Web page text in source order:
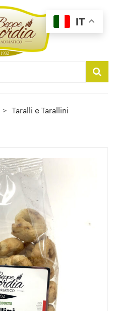
Taralli e Tarallini
IT